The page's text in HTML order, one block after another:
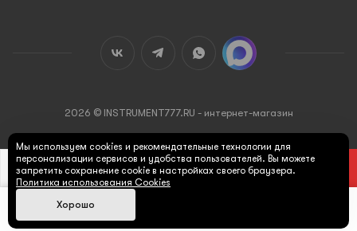
В КОРЗИНУ
2026 © INSTRUMENT777.RU - интернет-магазин
Мы используем cookies и рекомендательные технологии для
персонализации сервисов и удобства пользователей. Вы можете
запретить сохранение cookie в настройках своего браузера.
Политика использования Cookies
Хорошо
Главная Каталог Корзина